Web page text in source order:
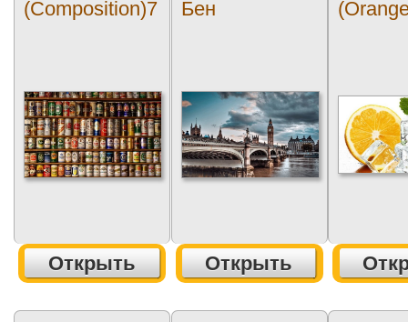
(Composition)7
Открыть
Бен
Открыть